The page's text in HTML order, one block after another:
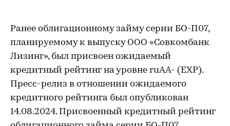
Ранее облигационному займу серии БО-П07,
планируемому к выпуску ООО «Совкомбанк
Лизинг», был присвоен ожидаемый
кредитный рейтинг на уровне ruАА- (EXP).
Пресс-релиз в отношении ожидаемого
кредитного рейтинга был опубликован
14.08.2024. Присвоенный кредитный рейтинг